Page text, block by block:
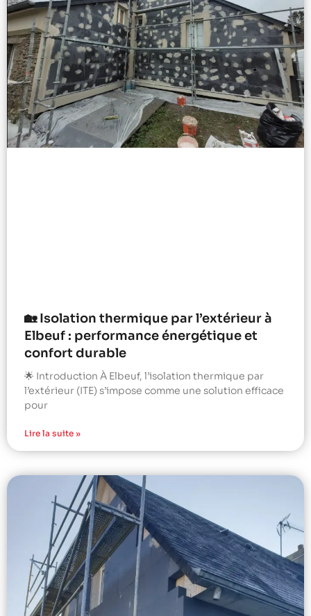
🏡 Isolation thermique par l’extérieur à
Elbeuf : performance énergétique et
confort durable
🌟 Introduction À Elbeuf, l’isolation thermique par
l’extérieur (ITE) s’impose comme une solution efficace
pour
Lire la suite »